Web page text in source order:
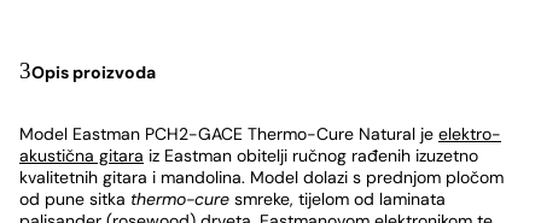
Opis proizvoda
Model Eastman PCH2-GACE Thermo-Cure Natural je elektro-
akustična gitara iz Eastman obitelji ručnog rađenih izuzetno
kvalitetnih gitara i mandolina. Model dolazi s prednjom pločom
od pune sitka thermo-cure smreke, tijelom od laminata